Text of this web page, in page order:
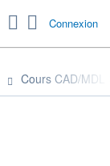
Connexion
Cours CAD/MDL